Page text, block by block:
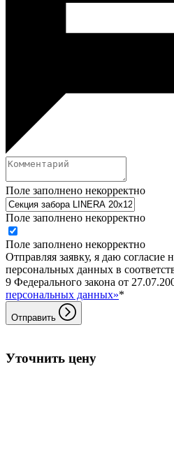
Поле заполнено некорректно
Поле заполнено некорректно
Поле заполнено некорректно
Отправляя заявку, я даю согласие
персональных данных в
9 Федерального закона от
персональных данных»*
Отправить
Уточнить цену